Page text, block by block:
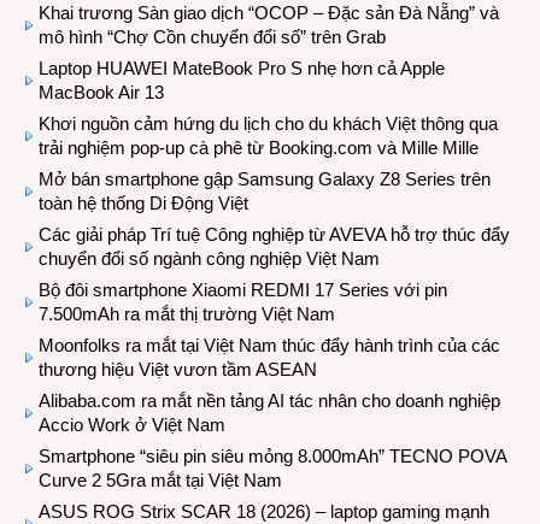
Khai trương Sàn giao dịch “OCOP – Đặc sản Đà Nẵng” và
mô hình “Chợ Cồn chuyển đổi số” trên Grab
Laptop HUAWEI MateBook Pro S nhẹ hơn cả Apple
MacBook Air 13
Khơi nguồn cảm hứng du lịch cho du khách Việt thông qua
trải nghiệm pop-up cà phê từ Booking.com và Mille Mille
Mở bán smartphone gập Samsung Galaxy Z8 Series trên
toàn hệ thống Di Động Việt
Các giải pháp Trí tuệ Công nghiệp từ AVEVA hỗ trợ thúc đẩy
chuyển đổi số ngành công nghiệp Việt Nam
Bộ đôi smartphone Xiaomi REDMI 17 Series với pin
7.500mAh ra mắt thị trường Việt Nam
Moonfolks ra mắt tại Việt Nam thúc đẩy hành trình của các
thương hiệu Việt vươn tầm ASEAN
Alibaba.com ra mắt nền tảng AI tác nhân cho doanh nghiệp
Accio Work ở Việt Nam
Smartphone “siêu pin siêu mỏng 8.000mAh” TECNO POVA
Curve 2 5Gra mắt tại Việt Nam
ASUS ROG Strix SCAR 18 (2026) – laptop gaming mạnh